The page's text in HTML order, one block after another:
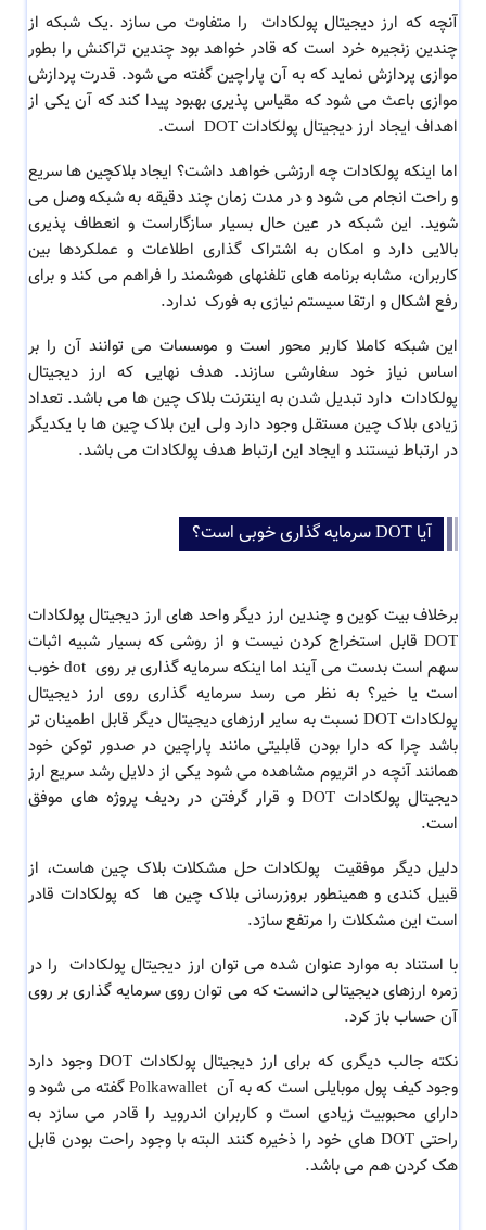
آنچه که ارز دیجیتال پولکادات را متفاوت می سازد .یک شبکه از
چندین زنجیره خرد است که قادر خواهد بود چندین تراکنش را بطور
موازی پردازش نماید که به آن پاراچین گفته می شود. قدرت پردازش
موازی باعث می شود که مقیاس پذیری بهبود پیدا کند که آن یکی از
اهداف ایجاد ارز دیجیتال پولکادات DOT است.
اما اینکه پولکادات چه ارزشی خواهد داشت؟ ایجاد بلاکچین ها سریع
و راحت انجام می شود و در مدت زمان چند دقیقه به شبکه وصل می
شوید. این شبکه در عین حال بسیار سازگاراست و انعطاف پذیری
بالایی دارد و امکان به اشتراک گذاری اطلاعات و عملکردها بین
کاربران، مشابه برنامه های تلفنهای هوشمند را فراهم می کند و برای
رفع اشکال و ارتقا سیستم نیازی به فورک ندارد.
این شبکه کاملا کاربر محور است و موسسات می توانند آن را بر
اساس نیاز خود سفارشی سازند. هدف نهایی که ارز دیجیتال
پولکادات دارد تبدیل شدن به اینترنت بلاک چین ها می باشد. تعداد
زیادی بلاک چین مستقل وجود دارد ولی این بلاک چین ها با یکدیگر
در ارتباط نیستند و ایجاد این ارتباط هدف پولکادات می باشد.
آیا DOT سرمایه گذاری خوبی است؟
برخلاف بیت کوین و چندین ارز دیگر واحد های ارز دیجیتال پولکادات
DOT قابل استخراج کردن نیست و از روشی که بسیار شبیه اثبات
سهم است بدست می آیند اما اینکه سرمایه گذاری بر روی dot خوب
است یا خیر؟ به نظر می رسد سرمایه گذاری روی ارز دیجیتال
پولکادات DOT نسبت به سایر ارزهای دیجیتال دیگر قابل اطمینان تر
باشد چرا که دارا بودن قابلیتی مانند پاراچین در صدور توکن خود
همانند آنچه در اتریوم مشاهده می شود یکی از دلایل رشد سریع ارز
دیجیتال پولکادات DOT و قرار گرفتن در ردیف پروژه های موفق
است.
دلیل دیگر موفقیت پولکادات حل مشکلات بلاک چین هاست، از
قبیل کندی و همینطور بروزرسانی بلاک چین ها که پولکادات قادر
است این مشکلات را مرتفع سازد.
با استناد به موارد عنوان شده می توان ارز دیجیتال پولکادات را در
زمره ارزهای دیجیتالی دانست که می توان روی سرمایه گذاری بر روی
آن حساب باز کرد.
نکته جالب دیگری که برای ارز دیجیتال پولکادات DOT وجود دارد
وجود کیف پول موبایلی است که به آن Polkawallet گفته می شود و
دارای محبوبیت زیادی است و کاربران اندروید را قادر می سازد به
راحتی DOT های خود را ذخیره کنند البته با وجود راحت بودن قابل
هک کردن هم می باشد.